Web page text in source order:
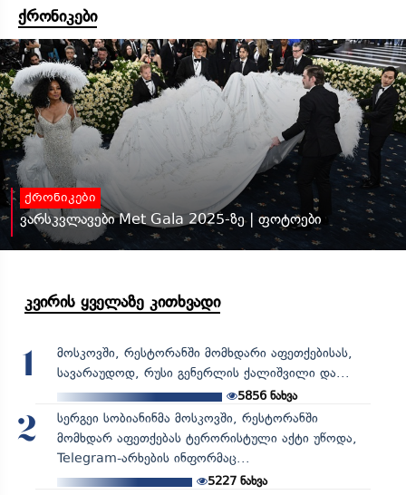
ქრონიკები
ქრონიკები
ვარსკვლავები Met Gala 2025-ზე | ფოტოები
კვირის ყველაზე კითხვადი
1
მოსკოვში, რესტორანში მომხდარი აფეთქებისას,
სავარაუდოდ, რუსი გენერლის ქალიშვილი და...
5856ნახვა
2
სერგეი სობიანინმა მოსკოვში, რესტორანში
მომხდარ აფეთქებას ტერორისტული აქტი უწოდა,
Telegram-არხების ინფორმაც...
5227ნახვა